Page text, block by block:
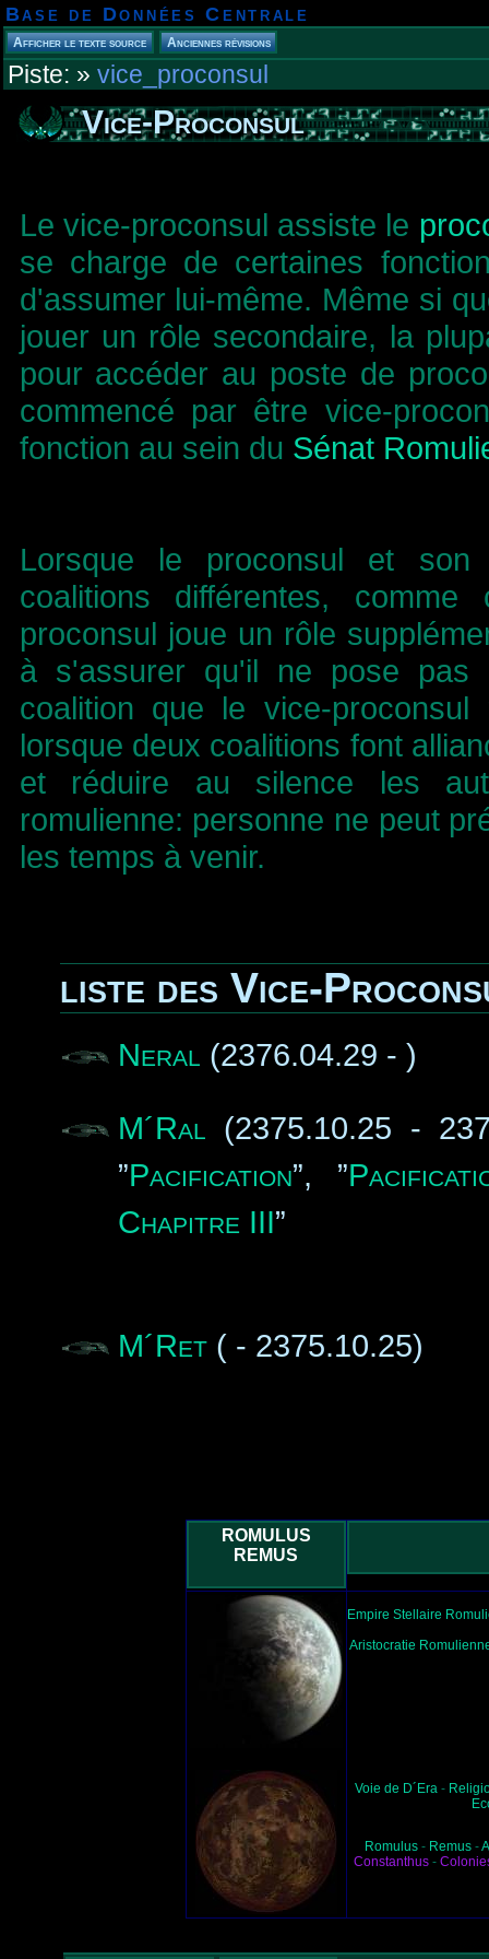
Base de Données Centrale
Piste: » vice_proconsul
Vice-Proconsul
Le vice-proconsul assiste le
se charge de certaines
d'assumer lui-même. Même si
jouer un rôle secondaire, la
pour accéder au poste de
commencé par être vice-
fonction au sein du Sénat
Lorsque le proconsul et son
coalitions différentes,
proconsul joue un rôle
à s'assurer qu'il ne pose pas
coalition que le vice-
lorsque deux coalitions font
et réduire au silence les
romulienne: personne ne peut
les temps à venir.
liste des Vice-
Neral (2376.04.29 - )
M´Ral (2375.10.25 -
”Pacification”, ”
Chapitre III”
M´Ret( - 2375.10.25)
ROMULUS
REMUS
Empire Stellaire
Aristocratie
Voie de D´Era-
Romulus - Remus -
Constanthus -